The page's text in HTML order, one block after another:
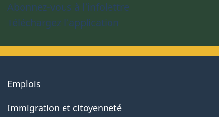
Abonnez-vous à l’infolettre
Téléchargez l’application
About
government
Emplois
Immigration et citoyenneté